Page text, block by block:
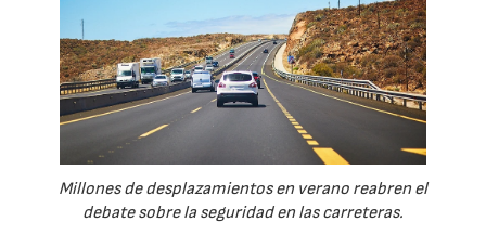
Millones de desplazamientos en verano reabren el
debate sobre la seguridad en las carreteras.